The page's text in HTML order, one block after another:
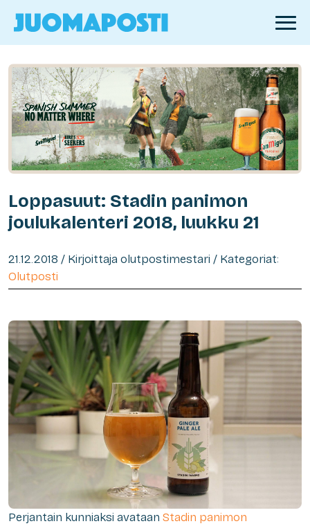
Loppasuut: Stadin panimon
joulukalenteri 2018, luukku 21
21.12.2018 / Kirjoittaja olutpostimestari / Kategoriat:
Olutposti
Perjantain kunniaksi avataan Stadin panimon